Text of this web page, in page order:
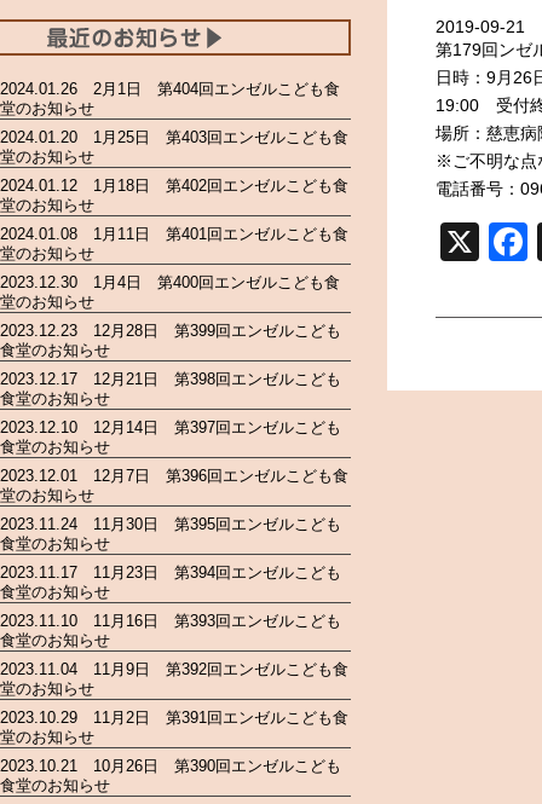
2019-09-21
第179回ンゼ
日時：9月
19:00 受付
場所：慈恵
※ご不明な点
電話番号：
X
2024.01.26 2月1日 第404回エンゼルこども食
堂のお知らせ
2024.01.20 1月25日 第403回エンゼルこども食
堂のお知らせ
2024.01.12 1月18日 第402回エンゼルこども食
堂のお知らせ
2024.01.08 1月11日 第401回エンゼルこども食
堂のお知らせ
2023.12.30 1月4日 第400回エンゼルこども食
堂のお知らせ
2023.12.23 12月28日 第399回エンゼルこども
食堂のお知らせ
2023.12.17 12月21日 第398回エンゼルこども
食堂のお知らせ
2023.12.10 12月14日 第397回エンゼルこども
食堂のお知らせ
2023.12.01 12月7日 第396回エンゼルこども食
堂のお知らせ
2023.11.24 11月30日 第395回エンゼルこども
食堂のお知らせ
2023.11.17 11月23日 第394回エンゼルこども
食堂のお知らせ
2023.11.10 11月16日 第393回エンゼルこども
食堂のお知らせ
2023.11.04 11月9日 第392回エンゼルこども食
堂のお知らせ
2023.10.29 11月2日 第391回エンゼルこども食
堂のお知らせ
2023.10.21 10月26日 第390回エンゼルこども
食堂のお知らせ